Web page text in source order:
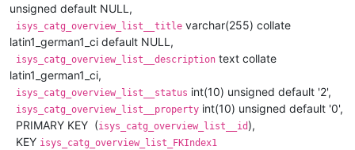
unsigned default NULL,
isys_catg_overview_list__title varchar(255) collate
latin1_german1_ci default NULL,
isys_catg_overview_list__description text collate
latin1_german1_ci,
isys_catg_overview_list__status int(10) unsigned default '2',
isys_catg_overview_list__property int(10) unsigned default '0',
PRIMARY KEY (isys_catg_overview_list__id),
KEY isys_catg_overview_list_FKIndex1